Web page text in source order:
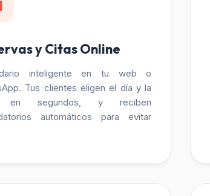
y Citas Online
inteligente en tu web o
Tus clientes eligen el día y la
en segundos, y reciben
automáticos para evitar